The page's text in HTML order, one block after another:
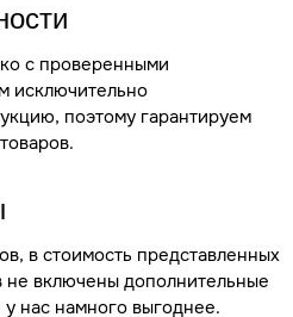
с проверенными
исключительно
поэтому гарантируем
в стоимость представленных
не включены дополнительные
нас намного выгоднее.